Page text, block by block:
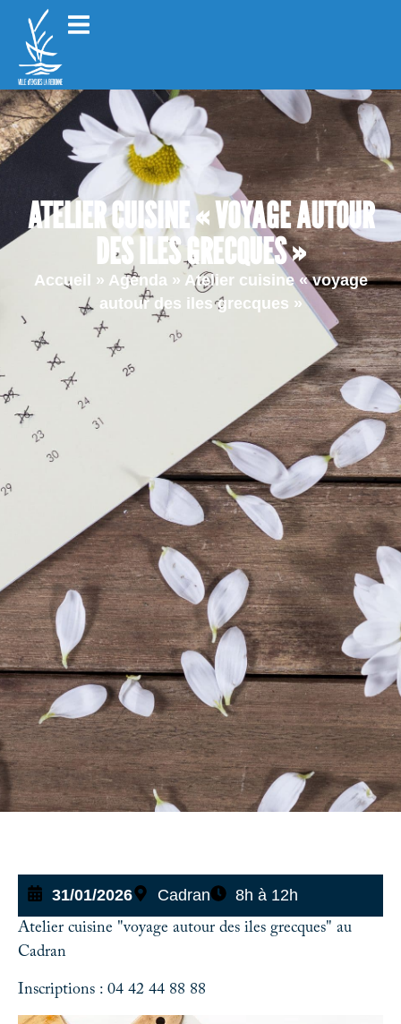
ATELIER CUISINE « VOYAGE AUTOUR
DES ILES GRECQUES »
Accueil » Agenda »Atelier cuisine « voyage
autour des iles grecques »
31/01/2026 Cadran 8h à 12h
Atelier cuisine "voyage autour des iles grecques" au
Cadran
Inscriptions : 04 42 44 88 88